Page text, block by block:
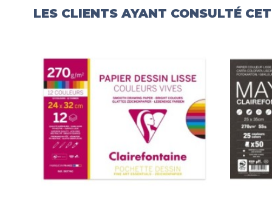
LES CLIENTS AYANT CONSULTÉ